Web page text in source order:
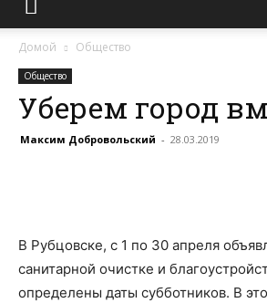
Домой Общество
Общество
Уберем город
Максим Добровольский - 28.03.2019
В Рубцовске, с 1 по 30 апреля
санитарной очистке и
определены даты субботников. В